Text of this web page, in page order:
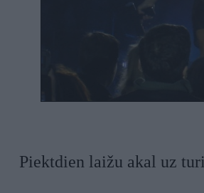
Piektdien laižu akal uz